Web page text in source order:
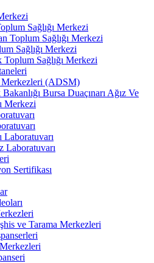
Sağlığı Merkezi
Toplum Sağlığı Merkezi
Sağlığı Merkezi
Toplum Sağlığı Merkezi
Merkezleri (ADSM)
Bursa Duaçınarı Ağız Ve
Merkezi
Laboratuvarı
Laboratuvarı
Sertifikası
ve Tarama Merkezleri